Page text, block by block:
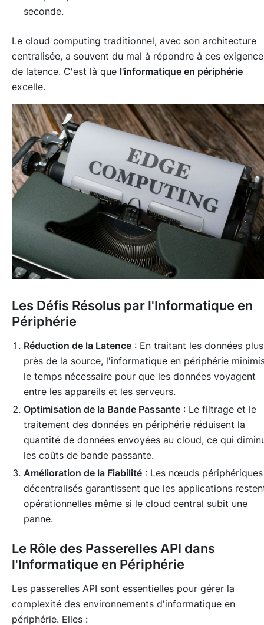
seconde.
Le cloud computing traditionnel, avec son architecture
centralisée, a souvent du mal à répondre à ces
de latence. C'est là que l'informatique en périphérie
excelle.
Les Défis Résolus par l'Informatique en
Périphérie
Réduction de la Latence : En traitant les données plus
près de la source, l'informatique en périphérie
le temps nécessaire pour que les données voyagent
entre les appareils et les serveurs.
Optimisation de la Bande Passante : Le filtrage et le
traitement des données en périphérie réduisent la
quantité de données envoyées au cloud, ce qui
les coûts de bande passante.
Amélioration de la Fiabilité : Les nœuds périphériques
décentralisés garantissent que les applications
opérationnelles même si le cloud central subit une
panne.
Le Rôle des Passerelles API dans
l'Informatique en Périphérie
Les passerelles API sont essentielles pour gérer la
complexité des environnements d'informatique en
périphérie. Elles :